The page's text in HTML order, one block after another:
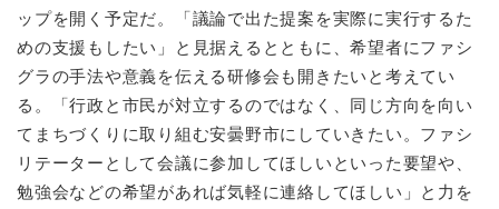
ップを開く予定だ。「議論で出た提案を実際に実行するた
めの支援もしたい」と見据えるとともに、希望者にファシ
グラの手法や意義を伝える研修会も開きたいと考えてい
る。「行政と市民が対立するのではなく、同じ方向を向い
てまちづくりに取り組む安曇野市にしていきたい。ファシ
リテーターとして会議に参加してほしいといった要望や、
勉強会などの希望があれば気軽に連絡してほしい」と力を